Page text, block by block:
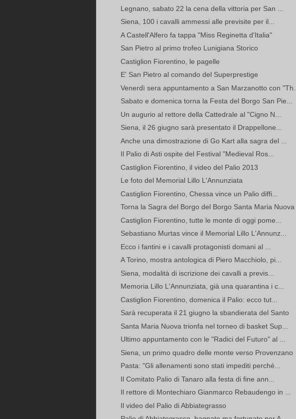
Legnano, sabato 22 la cena della vittoria per San ...
Siena, 100 i cavalli ammessi alle previsite per il...
A Castell'Alfero fa tappa "Miss Reginetta d'Italia"
San Pietro al primo trofeo Lunigiana Storico
Castiglion Fiorentino, le pagelle
E' San Pietro al comando del Superprestige
Venerdì sera appuntamento a San Marzanotto con "Th...
Sabato e domenica torna la Festa del Borgo San Pie...
Un augurio al rettore della Cattedrale al "Cigno N...
Siena, il 26 giugno sarà presentato il Drappellone...
Anche una dimostrazione di Go Kart alla sagra del ...
Il Palio di Asti ospite del Festival "Medieval Ros...
Castiglion Fiorentino, il video del Palio 2013
Le foto del Memorial Lillo L'Annunziata
Castiglion Fiorentino, Chessa vince un Palio diffi...
Torna la Sagra del Borgo del Borgo Santa Maria Nuova
Castiglion Fiorentino, tutte le monte di oggi pome...
Sebastiano Murtas vince il Memorial Lillo L'Annunz...
Ecco i fantini e i cavalli protagonisti domani al ...
A Torino, mostra antologica di Piero Macchiolo, pi...
Siena, modalità di iscrizione dei cavalli a previs...
Memoria Lillo L'Annunziata, già una quarantina i c...
Castiglion Fiorentino, domenica il Palio: ecco tut...
Sarà recuperata il 21 giugno la sbandierata del Santo
Santa Maria Nuova trionfa nel torneo di basket Sup...
Ultimo appuntamento con le "Radici del Futuro" al ...
Siena, un primo quadro delle monte verso Provenzano
Pasta: "Gli allenamenti sono stati impediti perché...
Il Comitato Palio di Tanaro alla festa di fine ann...
Il rettore di Montechiaro Gianmarco Rebaudengo in ...
Il video del Palio di Abbiategrasso